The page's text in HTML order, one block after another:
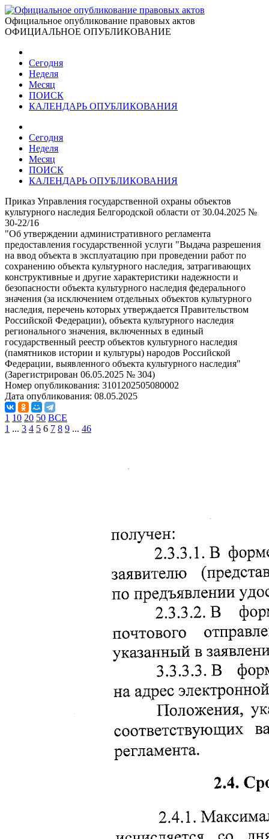
Официальное опубликование правовых актов
ОФИЦИАЛЬНОЕ ОПУБЛИКОВАНИЕ
Сегодня
Неделя
Месяц
ПОИСК
КАЛЕНДАРЬ ОПУБЛИКОВАНИЯ
Сегодня
Неделя
Месяц
ПОИСК
КАЛЕНДАРЬ ОПУБЛИКОВАНИЯ
Приказ Управления государственной охраны объектов
культурного наследия Белгородской области от 30.04.2025 №
30-22/16
"Об утверждении административного регламента
предоставления государственной услуги "Выдача разрешения
на ввод объекта в эксплуатацию при проведении работ по
сохранению объекта культурного наследия, затрагивающих
конструктивные и другие характеристики надежности и
безопасности объекта культурного наследия федерального
значения (за исключением отдельных объектов культурного
наследия, перечень которых утверждается Правительством
Российской Федерации), объекта культурного наследия
регионального значения, включенных в единый
государственный реестр объектов культурного наследия
(памятников истории и культуры) народов Российской
Федерации, выявленного объекта культурного наследия"
(Зарегистрирован 06.05.2025 № 304)
Номер опубликования: 3101202505080002
Дата опубликования: 08.05.2025
1 10 20 50 ВСЕ
1 ... 3 4 5 6 7 8 9 ... 46